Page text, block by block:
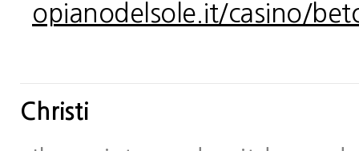
opianodelsole.it/casino/
Christi